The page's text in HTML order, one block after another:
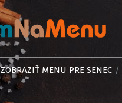
ZOBRAZIŤ MENU PRE SENEC